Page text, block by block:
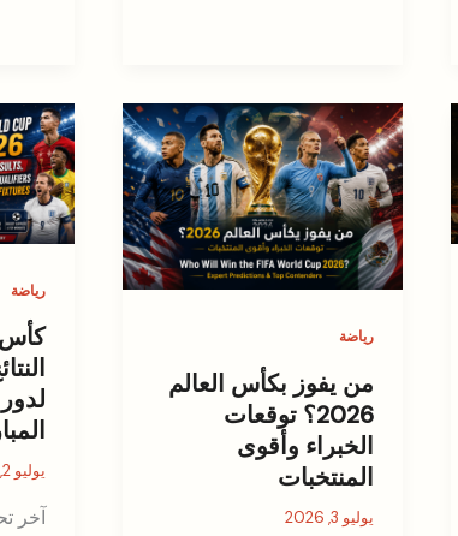
رياضة
من يفوز بكأس العالم
2026؟ توقعات
الخبراء وأقوى
المنتخبات
يوليو 3, 2026
رياضة
يوليو 2, 2026